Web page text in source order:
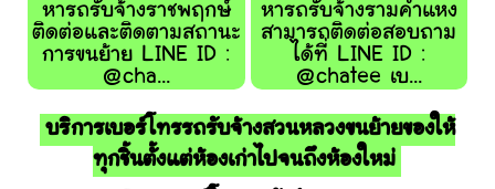
หารถรับจ้างราชพฤกษ์
ติดต่อและติดตามสถานะ
การขนย้าย LINE ID :
@cha...
หารถรับจ้างรามคำแหง
สามารถติดต่อสอบถาม
ได้ที่ LINE ID :
@chatee เบ...
บริการเบอร์โทรรถรับจ้างสวนหลวงขนย้ายของให้
ทุกชิ้นตั้งแต่ห้องเก่าไปจนถึงห้องใหม่